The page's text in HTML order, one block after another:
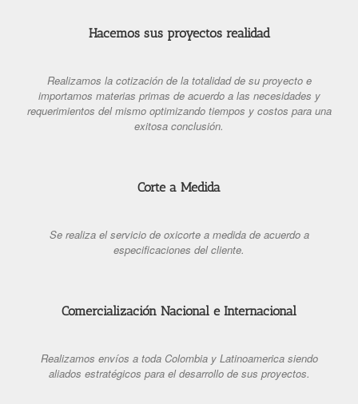
Hacemos sus proyectos realidad
Realizamos la cotización de la totalidad de su proyecto e
importamos materias primas de acuerdo a las necesidades y
requerimientos del mismo optimizando tiempos y costos para una
exitosa conclusión.
Corte a Medida
Se realiza el servicio de oxicorte a medida de acuerdo a
especificaciones del cliente.
Comercialización Nacional e Internacional
Realizamos envíos a toda Colombia y Latinoamerica siendo
aliados estratégicos para el desarrollo de sus proyectos.